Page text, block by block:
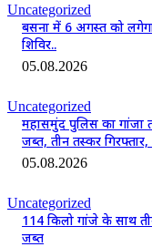
Uncategorized
बसना में 6 अगस्त को लगेगा
शिविर..
05.08.2026
Uncategorized
महासमुंद पुलिस का गांजा
जब्त, तीन तस्कर
05.08.2026
Uncategorized
114 किलो गांजे के साथ
जब्त